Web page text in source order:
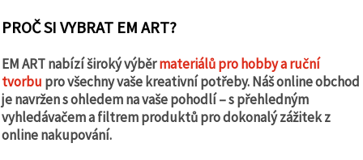
PROČ SI VYBRAT EM ART?
EM ART nabízí široký výběrmateriálů pro hobby a ruční
tvorbu pro všechny vaše kreativní potřeby. Náš online obchod
je navržen s ohledem na vaše pohodlí – s přehledným
vyhledávačem a filtrem produktů pro dokonalý zážitek z
online nakupování.